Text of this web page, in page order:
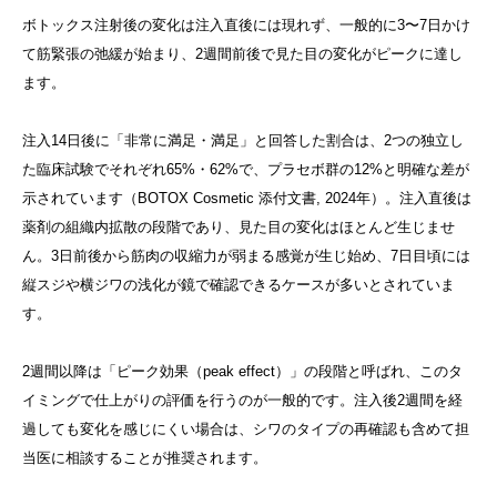
ボトックス注射後の変化は注入直後には現れず、一般的に3〜7日かけ
て筋緊張の弛緩が始まり、2週間前後で見た目の変化がピークに達し
ます。
注入14日後に「非常に満足・満足」と回答した割合は、2つの独立し
た臨床試験でそれぞれ65%・62%で、プラセボ群の12%と明確な差が
示されています（BOTOX Cosmetic 添付文書, 2024年）。注入直後は
薬剤の組織内拡散の段階であり、見た目の変化はほとんど生じませ
ん。3日前後から筋肉の収縮力が弱まる感覚が生じ始め、7日目頃には
縦スジや横ジワの浅化が鏡で確認できるケースが多いとされていま
す。
2週間以降は「ピーク効果（peak effect）」の段階と呼ばれ、このタ
イミングで仕上がりの評価を行うのが一般的です。注入後2週間を経
過しても変化を感じにくい場合は、シワのタイプの再確認も含めて担
当医に相談することが推奨されます。